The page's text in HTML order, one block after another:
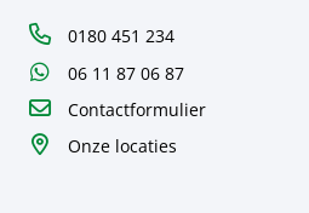
Telefoon0180 451 234
WhatsApp06 11 87 06 87
Contactformulier
Onze locaties